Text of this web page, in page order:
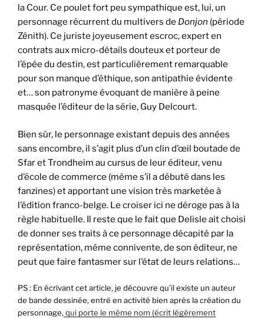
la Cour. Ce poulet fort peu sympathique est, lui, un
personnage récurrent du multivers de Donjon (période
Zénith). Ce juriste joyeusement escroc, expert en
contrats aux micro-détails douteux et porteur de
l’épée du destin, est particulièrement remarquable
pour son manque d’éthique, son antipathie évidente
et… son patronyme évoquant de manière à peine
masquée l’éditeur de la série, Guy Delcourt.
Bien sûr, le personnage existant depuis des années
sans encombre, il s’agit plus d’un clin d’œil boutade de
Sfar et Trondheim au cursus de leur éditeur, venu
d’école de commerce (même s’il a débuté dans les
fanzines) et apportant une vision très marketée à
l’édition franco-belge. Le croiser ici ne déroge pas à la
règle habituelle. Il reste que le fait que Delisle ait choisi
de donner ses traits à ce personnage décapité par la
représentation, même connivente, de son éditeur, ne
peut que faire fantasmer sur l’état de leurs relations…
PS : En écrivant cet article, je découvre qu’il existe un auteur
de bande dessinée, entré en activité bien après la création du
personnage, qui porte le même nom (écrit légèrement